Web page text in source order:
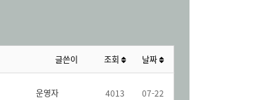
글쓴이 조회 날짜
운영자 4013 07-22